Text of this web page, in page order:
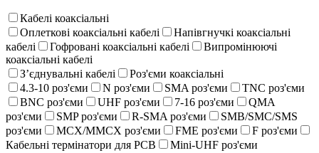
Кабелі коаксіальні
Оплеткові коаксіальні кабелі
Напівгнучкі коаксіальні
кабелі
Гофровані коаксіальні кабелі
Випромінюючі
коаксіальні кабелі
Зʼєднувальні кабелі
Роз'єми коаксіальні
4.3-10 роз'єми
N роз'єми SMA роз'єми
TNC роз'єми
BNC роз'єми
UHF роз'єми 7-16 роз'єми
QMA
роз'єми
SMP роз'єми R-SMA роз'єми
SMB/SMC/SMS
роз'єми
MCX/MMCX роз'єми FME роз'єми
F роз'єми
Кабельні термінатори для PCB
Mini-UHF роз'єми